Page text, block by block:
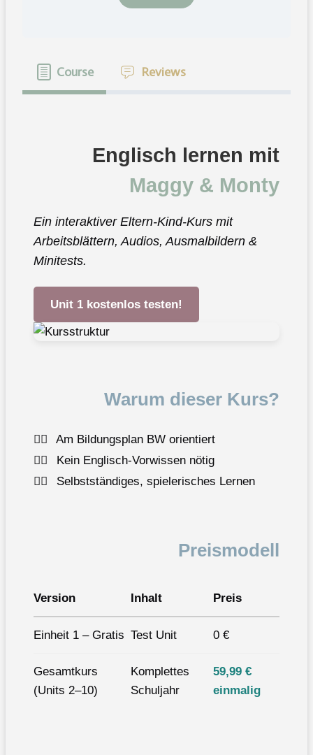
Course Reviews
Englisch lernen mit
Maggy & Monty
Ein interaktiver Eltern-Kind-Kurs mit
Arbeitsblättern, Audios, Ausmalbildern &
Minitests.
Unit 1 kostenlos testen!
Warum dieser Kurs?
✓⃝
Am Bildungsplan BW orientiert
✓⃝
Kein Englisch-Vorwissen nötig
✓⃝
Selbstständiges, spielerisches Lernen
Preismodell
Version Inhalt Preis
Einheit 1 – Gratis Test Unit 0 €
Gesamtkurs
(Units 2–10)
Komplettes
Schuljahr
59,99 €
einmalig